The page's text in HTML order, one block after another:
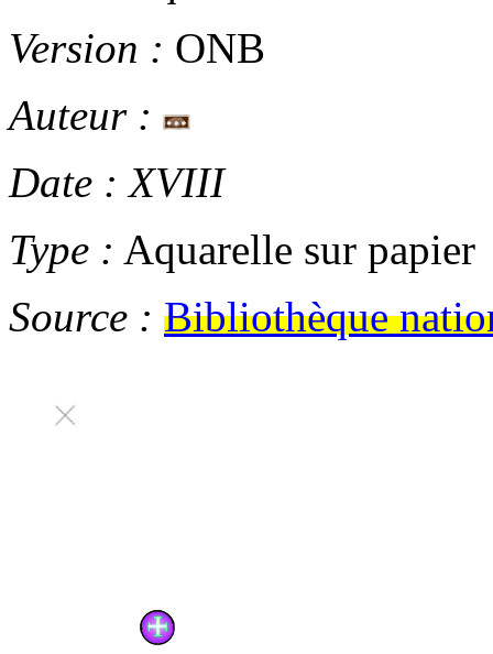
Version : ONB
Auteur :
Date : XVIII
Type : Aquarelle sur papier
Source : Bibliothèque